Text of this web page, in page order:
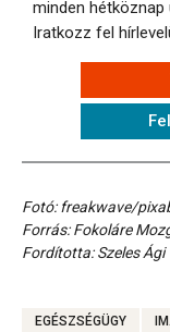
minden hétköznap
Iratkozz fel
Fotó: freakwave/
Forrás: Fokoláre
Fordította: Szeles Ági
EGÉSZSÉGÜGY